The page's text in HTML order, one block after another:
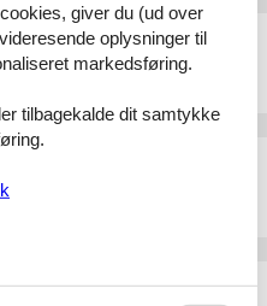
giver du (ud over
oplysninger til
markedsføring.
tilbagekalde dit samtykke